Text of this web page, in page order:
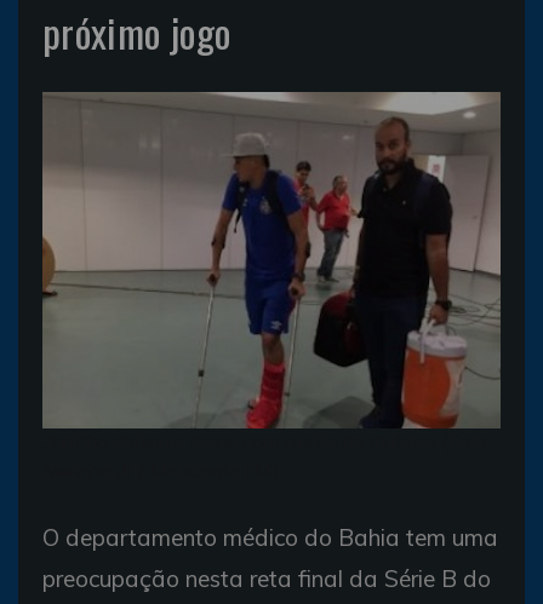
próximo jogo
O departamento médico do Bahia tem uma
preocupação nesta reta final da Série B do